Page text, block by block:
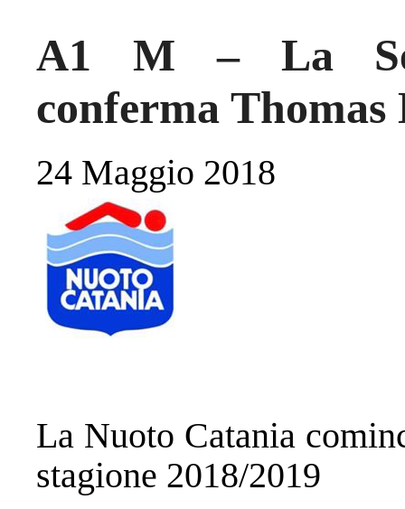
A1 M – La
conferma Thomas
24 Maggio 2018
La Nuoto Catania
stagione 2018/2019